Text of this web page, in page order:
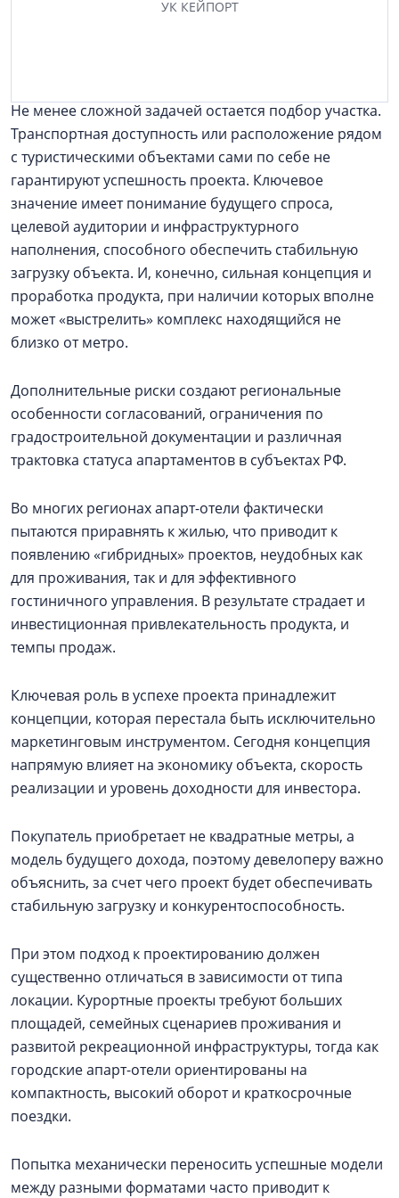
УК КЕЙПОРТ
инфраструктура. Кроме того, инвестиционный
Не менее сложной задачей остается подбор участка.
Транспортная доступность или расположение рядом
с туристическими объектами сами по себе не
гарантируют успешность проекта. Ключевое
значение имеет понимание будущего спроса,
целевой аудитории и инфраструктурного
наполнения, способного обеспечить стабильную
загрузку объекта. И, конечно, сильная концепция и
проработка продукта, при наличии которых вполне
может «выстрелить» комплекс находящийся не
близко от метро.
Дополнительные риски создают региональные
особенности согласований, ограничения по
градостроительной документации и различная
трактовка статуса апартаментов в субъектах РФ.
Во многих регионах апарт-отели фактически
пытаются приравнять к жилью, что приводит к
появлению «гибридных» проектов, неудобных как
для проживания, так и для эффективного
гостиничного управления. В результате страдает и
инвестиционная привлекательность продукта, и
темпы продаж.
Ключевая роль в успехе проекта принадлежит
концепции, которая перестала быть исключительно
маркетинговым инструментом. Сегодня концепция
напрямую влияет на экономику объекта, скорость
реализации и уровень доходности для инвестора.
Покупатель приобретает не квадратные метры, а
модель будущего дохода, поэтому девелоперу важно
объяснить, за счет чего проект будет обеспечивать
стабильную загрузку и конкурентоспособность.
При этом подход к проектированию должен
существенно отличаться в зависимости от типа
локации. Курортные проекты требуют больших
площадей, семейных сценариев проживания и
развитой рекреационной инфраструктуры, тогда как
городские апарт-отели ориентированы на
компактность, высокий оборот и краткосрочные
поездки.
Попытка механически переносить успешные модели
между разными форматами часто приводит к